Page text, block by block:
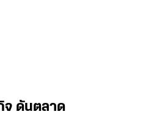
จ ดันตลาด